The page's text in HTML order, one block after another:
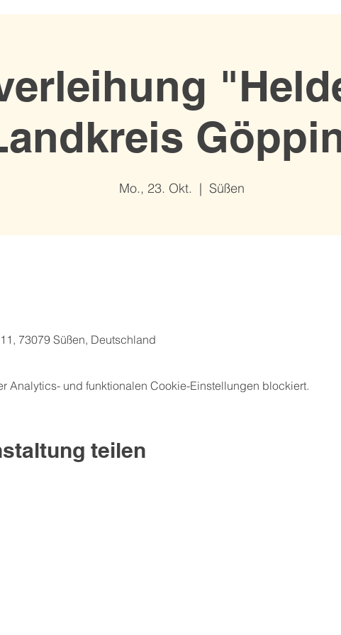
Mo., 23. Okt.
  |
Süßen
73079 Süßen, Deutschland
Analytics- und funktionalen Cookie-Einstellungen blockiert.
teilen